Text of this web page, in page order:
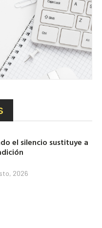
el silencio sustituye a
2026